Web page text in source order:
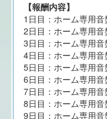
【報酬内容】
1日目：ホーム専用
2日目：ホーム専用
3日目：ホーム専用
4日目：ホーム専用
5日目：ホーム専用
6日目：ホーム専用
7日目：ホーム専用
8日目：ホーム専用
9日目：ホーム専用